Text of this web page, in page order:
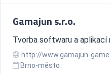
Gamajun s.r.o.
Tvorba softwaru a aplikací
http://www.gamajun-
Brno-město